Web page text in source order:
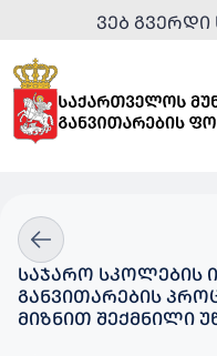
ᲕᲔᲑ ᲒᲕᲔᲠᲓᲘ
ᲡᲐᲯᲐᲠᲝ ᲡᲙᲝᲚᲔᲑᲘᲡ
ᲒᲐᲜᲕᲘᲗᲐᲠᲔᲑᲘᲡ
ᲛᲘᲖᲜᲘᲗ ᲨᲔᲥᲛᲜᲘᲚᲘ